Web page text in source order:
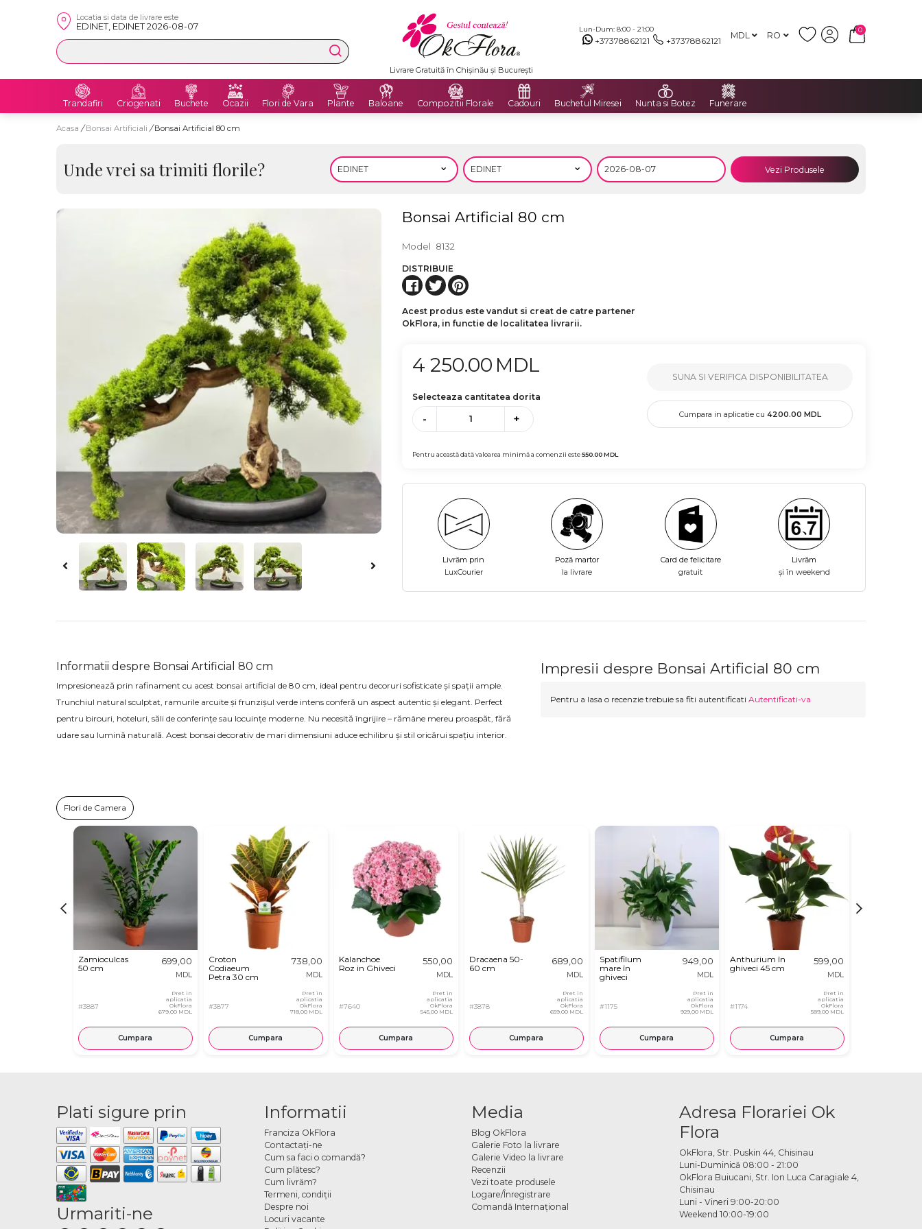
Locatia si data de livrare este
EDINET, EDINET 2026-08-07 Lun-Dum: 8:00 - 21:00
+37378862121 +37378862121 MDL RO
0
Premium Delivery Flowers
Trandafiri Criogenati Buchete Ocazii Flori de Vara Plante Baloane Compozitii Florale Cadouri Buchetul Miresei Nunta si Botez Funerare
Acasa / Bonsai Artificiali / Bonsai Artificial 80 cm
Unde vrei sa trimiti florile? Vezi Produsele
Bonsai Artificial 80 cm
Model 8132
DISTRIBUIE
Acest produs este vandut si creat de catre partener
OkFlora, in functie de localitatea livrarii.
4 250.00 MDL
Selecteaza cantitatea dorita
- +
Pentru această dată valoarea minimă a comenzii este550.00MDL
SUNA SI VERIFICA DISPONIBILITATEA
Cumpara in aplicatie cu 4200.00 MDL
Livrăm prin
LuxCourier
Poză martor
la livrare
Card de felicitare
gratuit
Livrăm
și în weekend
Informatii despre Bonsai Artificial 80 cm
Impresionează prin rafinament cu acest bonsai artificial de 80 cm, ideal pentru decoruri sofisticate și spații ample.
Trunchiul natural sculptat, ramurile arcuite și frunzișul verde intens conferă un aspect autentic și elegant. Perfect
pentru birouri, hoteluri, săli de conferințe sau locuințe moderne. Nu necesită îngrijire – rămâne mereu proaspăt, fără
udare sau lumină naturală. Acest bonsai decorativ de mari dimensiuni aduce echilibru și stil oricărui spațiu interior.
Impresii despre Bonsai Artificial 80 cm
Pentru a lasa o recenzie trebuie sa fiti autentificati Autentificati-va
Flori de Camera
Zamioculcas
50 cm
#3887
699,00
MDL
Pret in
aplicatia
OkFlora
679,00 MDL
Cumpara
Croton
Codiaeum
Petra 30 cm
#3877
738,00
MDL
Pret in
aplicatia
OkFlora
718,00 MDL
Cumpara
Kalanchoe
Roz in Ghiveci
#7640
550,00
MDL
Pret in
aplicatia
OkFlora
545,00 MDL
Cumpara
Dracaena 50-
60 cm
#3878
689,00
MDL
Pret in
aplicatia
OkFlora
659,00 MDL
Cumpara
Spatifilum
mare în
ghiveci
#1175
949,00
MDL
Pret in
aplicatia
OkFlora
929,00 MDL
Cumpara
Anthurium în
ghiveci 45 cm
#1174
599,00
MDL
Pret in
aplicatia
OkFlora
589,00 MDL
Cumpara
Plati sigure prin
Urmariti-ne
Informatii
Franciza OkFlora
Contactaţi-ne
Cum sa faci o comandă?
Cum plătesc?
Cum livrăm?
Termeni, condiţii
Despre noi
Locuri vacante
Media
Blog OkFlora
Galerie Foto la livrare
Galerie Video la livrare
Recenzii
Vezi toate produsele
Logare/Înregistrare
Comandă Internațional
Adresa Florariei Ok
Flora
OkFlora, Str. Puskin 44, Chisinau
Luni-Duminică 08:00 - 21:00
OkFlora Buiucani, Str. Ion Luca Caragiale 4,
Chisinau
Luni - Vineri 9:00-20:00
Weekend 10:00-19:00